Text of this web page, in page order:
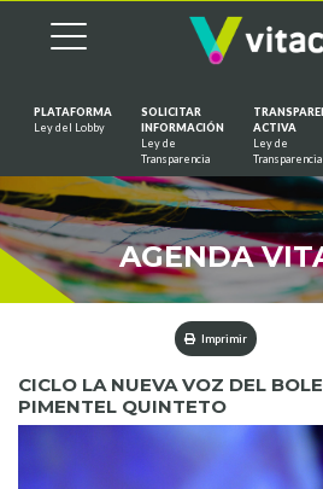
PLATAFORMA
Ley del Lobby
SOLICITAR
INFORMACIÓN
Ley de
Transparencia
ACTIVA
Ley de
Transparencia
AGENDA
Imprimir
CICLO LA NUEVA VOZ DEL
PIMENTEL QUINTETO